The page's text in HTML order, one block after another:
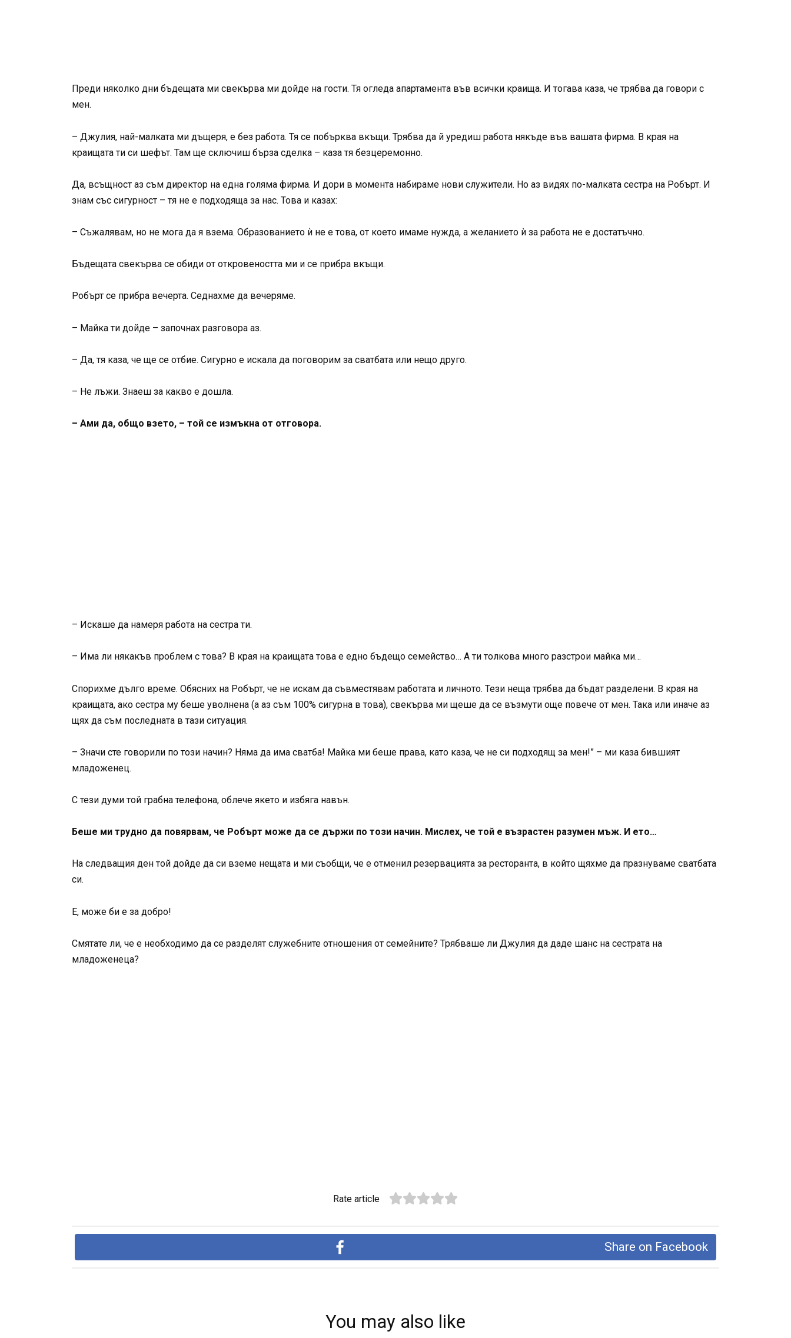
Преди няколко дни бъдещата ми свекърва ми дойде на гости. Тя огледа апартамента във всички краища. И тогава каза, че трябва да говори с
мен.
– Джулия, най-малката ми дъщеря, е без работа. Тя се побърква вкъщи. Трябва да й уредиш работа някъде във вашата фирма. В края на
краищата ти си шефът. Там ще сключиш бърза сделка – каза тя безцеремонно.
Да, всъщност аз съм директор на една голяма фирма. И дори в момента набираме нови служители. Но аз видях по-малката сестра на Робърт. И
знам със сигурност – тя не е подходяща за нас. Това и казах:
– Съжалявам, но не мога да я взема. Образованието ѝ не е това, от което имаме нужда, а желанието ѝ за работа не е достатъчно.
Бъдещата свекърва се обиди от откровеността ми и се прибра вкъщи.
Робърт се прибра вечерта. Седнахме да вечеряме.
– Майка ти дойде – започнах разговора аз.
– Да, тя каза, че ще се отбие. Сигурно е искала да поговорим за сватбата или нещо друго.
– Не лъжи. Знаеш за какво е дошла.
– Ами да, общо взето, – той се измъкна от отговора.
– Искаше да намеря работа на сестра ти.
– Има ли някакъв проблем с това? В края на краищата това е едно бъдещо семейство… А ти толкова много разстрои майка ми…
Спорихме дълго време. Обясних на Робърт, че не искам да съвместявам работата и личното. Тези неща трябва да бъдат разделени. В края на
краищата, ако сестра му беше уволнена (а аз съм 100% сигурна в това), свекърва ми щеше да се възмути още повече от мен. Така или иначе аз
щях да съм последната в тази ситуация.
– Значи сте говорили по този начин? Няма да има сватба! Майка ми беше права, като каза, че не си подходящ за мен!” – ми каза бившият
младоженец.
С тези думи той грабна телефона, облече якето и избяга навън.
Беше ми трудно да повярвам, че Робърт може да се държи по този начин. Мислех, че той е възрастен разумен мъж. И ето…
На следващия ден той дойде да си вземе нещата и ми съобщи, че е отменил резервацията за ресторанта, в който щяхме да празнуваме сватбата
си.
Е, може би е за добро!
Смятате ли, че е необходимо да се разделят служебните отношения от семейните? Трябваше ли Джулия да даде шанс на сестрата на
младоженеца?
Rate article
Share on Facebook
You may also like